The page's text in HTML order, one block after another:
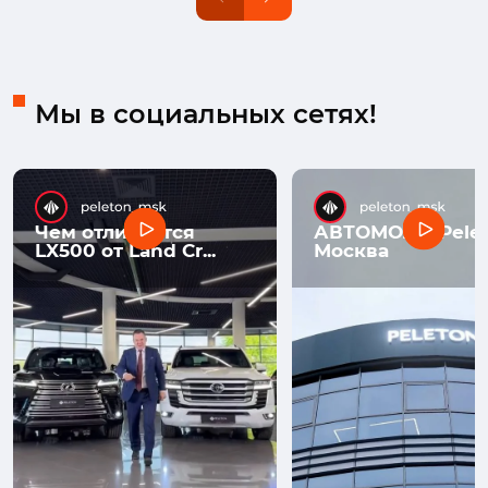
Мы в социальных сетях!
Чем отличается
LX500 от Land Cr...
АВТОМОЛЛ
Москва